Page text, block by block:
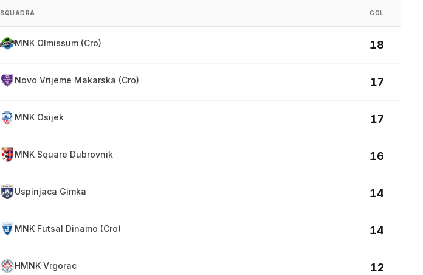
SQUADRA GOL
MNK Olmissum (Cro) 18
Novo Vrijeme Makarska (Cro) 17
MNK Osijek 17
MNK Square Dubrovnik 16
Uspinjaca Gimka 14
MNK Futsal Dinamo (Cro) 14
HMNK Vrgorac 12